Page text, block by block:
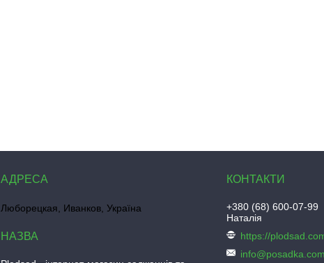
Люборецкая, Иванков, Україна
+380 (68) 600-07-99
Наталія
https://